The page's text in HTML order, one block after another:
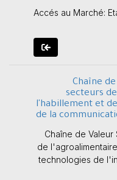
Accés au Marché:
Chaîne
secteurs
l'habillement et
de la
Chaîne de
de
technologies de